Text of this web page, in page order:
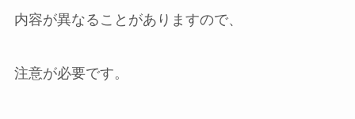
内容が異なることがありますので、
注意が必要です。